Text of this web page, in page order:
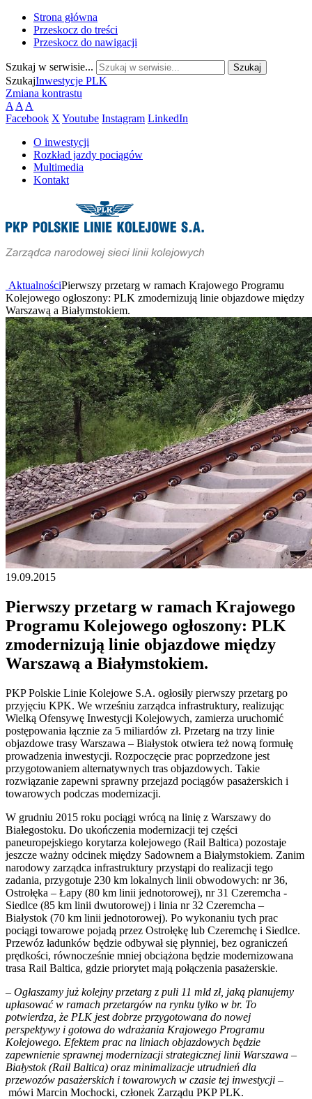
Strona główna
Przeskocz do treści
Przeskocz do nawigacji
Szukaj w serwisie...
SzukajInwestycje PLK
Zmiana kontrastu
A A A
Facebook X Youtube Instagram LinkedIn
O inwestycji
Rozkład jazdy pociągów
Multimedia
Kontakt
AktualnościPierwszy przetarg w ramach Krajowego Programu
Kolejowego ogłoszony: PLK zmodernizują linie objazdowe między
Warszawą a Białymstokiem.
19.09.2015
Pierwszy przetarg w ramach Krajowego
Programu Kolejowego ogłoszony: PLK
zmodernizują linie objazdowe między
Warszawą a Białymstokiem.
PKP Polskie Linie Kolejowe S.A. ogłosiły pierwszy przetarg po
przyjęciu KPK. We wrześniu zarządca infrastruktury, realizując
Wielką Ofensywę Inwestycji Kolejowych, zamierza uruchomić
postępowania łącznie za 5 miliardów zł. Przetarg na trzy linie
objazdowe trasy Warszawa – Białystok otwiera też nową formułę
prowadzenia inwestycji. Rozpoczęcie prac poprzedzone jest
przygotowaniem alternatywnych tras objazdowych. Takie
rozwiązanie zapewni sprawny przejazd pociągów pasażerskich i
towarowych podczas modernizacji.
W grudniu 2015 roku pociągi wrócą na linię z Warszawy do
Białegostoku. Do ukończenia modernizacji tej części
paneuropejskiego korytarza kolejowego (Rail Baltica) pozostaje
jeszcze ważny odcinek między Sadownem a Białymstokiem. Zanim
narodowy zarządca infrastruktury przystąpi do realizacji tego
zadania, przygotuje 230 km lokalnych linii obwodowych: nr 36,
Ostrołęka – Łapy (80 km linii jednotorowej), nr 31 Czeremcha -
Siedlce (85 km linii dwutorowej) i linia nr 32 Czeremcha –
Białystok (70 km linii jednotorowej). Po wykonaniu tych prac
pociągi towarowe pojadą przez Ostrołękę lub Czeremchę i Siedlce.
Przewóz ładunków będzie odbywał się płynniej, bez ograniczeń
prędkości, równocześnie mniej obciążona będzie modernizowana
trasa Rail Baltica, gdzie priorytet mają połączenia pasażerskie.
– Ogłaszamy już kolejny przetarg z puli 11 mld zł, jaką planujemy
uplasować w ramach przetargów na rynku tylko w br. To
potwierdza, że PLK jest dobrze przygotowana do nowej
perspektywy i gotowa do wdrażania Krajowego Programu
Kolejowego. Efektem prac na liniach objazdowych będzie
zapewnienie sprawnej modernizacji strategicznej linii Warszawa –
Białystok (Rail Baltica) oraz minimalizacje utrudnień dla
przewozów pasażerskich i towarowych w czasie tej inwestycji –
mówi Marcin Mochocki, członek Zarządu PKP PLK.